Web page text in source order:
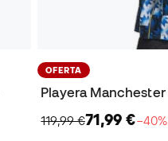
OFERTA
119,99 €71,99 €−40%